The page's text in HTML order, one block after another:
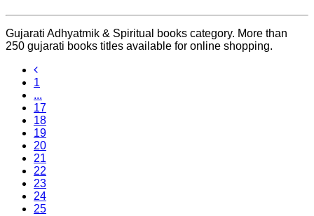
Gujarati Adhyatmik & Spiritual books category. More than
250 gujarati books titles available for online shopping.
1
...
17
18
19
20
21
22
23
24
25